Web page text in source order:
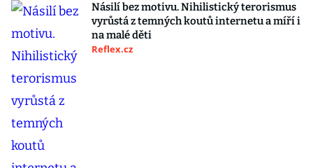
Násilí bez motivu. Nihilistický terorismus
vyrůstá z temných koutů internetu a míří i
na malé děti
Reflex.cz